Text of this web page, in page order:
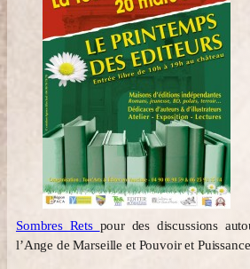
Sombres Rets pour des discussions
l’Ange de Marseille et Pouvoir et